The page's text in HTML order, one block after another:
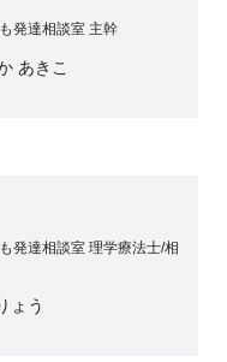
発達相談室 主幹
あきこ
発達相談室 理学療法士/相
ょう